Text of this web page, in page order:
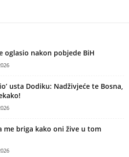
oglasio nakon pobjede BiH
usta Dodiku: Nadživjeće te Bosna,
me briga kako oni žive u tom